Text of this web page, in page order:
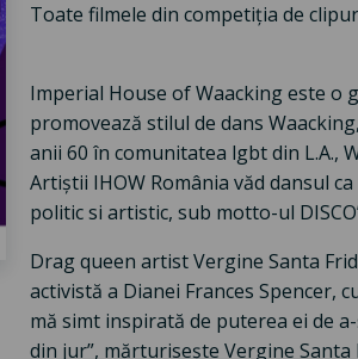
Toate filmele din competiția de
Imperial House of Waacking este o
promovează stilul de dans
anii 60 în comunitatea lgbt din L.A.,
Artiștii IHOW România văd dansul
politic si artistic, sub motto-ul
Drag queen artist Vergine Santa
activistă a Dianei Frances Spencer,
mă simt inspirată de puterea ei de
din jur”, mărturisește Vergine Santa